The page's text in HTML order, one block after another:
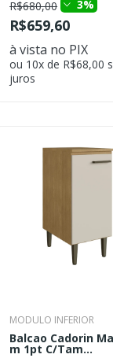
R$680,00
3%
R$659,60
à vista no PIX
ou 10x de R$68,00
juros
MODULO INFERIOR
Balcao Cadorin
m 1pt C/Tam...